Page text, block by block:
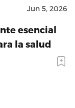
Jun 5, 2026
esencial
la salud